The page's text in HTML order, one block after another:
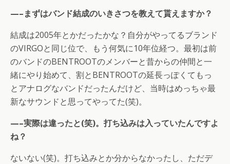
—–まずはバンド結成のいきさつを教えて貰えますか？
結成は2005年とかだったかな？自分がやってるブランド
のVIRGOと同じ位で、もう何気に10年位経つ。最初は前
のバンドのBENTROOTのメンバーと昔からの仲間と一
緒にやり始めて、割とBENTROOTの延長っぽくてもっ
とアナログなバンドだったんだけど、当時はめっちゃ最
新なサウンドと思ってやってた(笑)。
—–実際は違ったと(笑)。打ち込みは入っていたんですよ
ね？
ないない(笑)。打ち込みとか分からなかったし、ただデ